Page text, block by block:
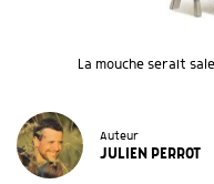
La mouche serait
Auteur
JULIEN PERROT